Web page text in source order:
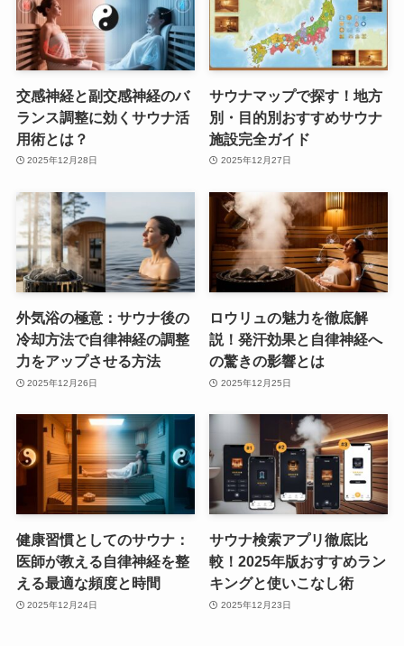
交感神経と副交感神経のバ
ランス調整に効くサウナ活
用術とは？
2025年12月28日
サウナマップで探す！地方
別・目的別おすすめサウナ
施設完全ガイド
2025年12月27日
外気浴の極意：サウナ後の
冷却方法で自律神経の調整
力をアップさせる方法
2025年12月26日
ロウリュの魅力を徹底解
説！発汗効果と自律神経へ
の驚きの影響とは
2025年12月25日
健康習慣としてのサウナ：
医師が教える自律神経を整
える最適な頻度と時間
2025年12月24日
サウナ検索アプリ徹底比
較！2025年版おすすめラン
キングと使いこなし術
2025年12月23日